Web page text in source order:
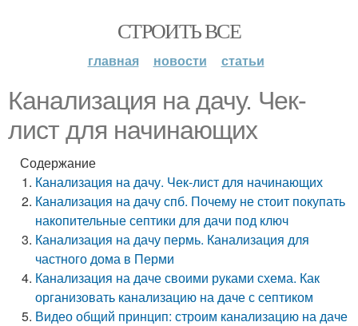
СТРОИТЬ ВСЕ
главная новости статьи
Канализация на дачу. Чек-
лист для начинающих
Содержание
Канализация на дачу. Чек-лист для начинающих
Канализация на дачу спб. Почему не стоит покупать
накопительные септики для дачи под ключ
Канализация на дачу пермь. Канализация для
частного дома в Перми
Канализация на даче своими руками схема. Как
организовать канализацию на даче с септиком
Видео общий принцип: строим канализацию на даче